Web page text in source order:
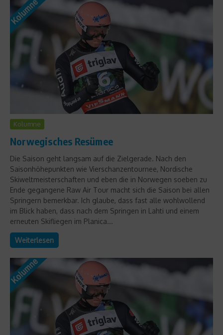
Kolumne
Norwegisches Resümee
Die Saison geht langsam auf die Zielgerade. Nach den
Saisonhöhepunkten wie Vierschanzentournee, Nordische
Skiweltmeisterschaften und eben die in Norwegen soeben zu
Ende gegangene Raw Air Tour macht sich die Saison bei allen
Springern bemerkbar. Ich glaube, dass fast alle wohlwollend
im Blick haben, dass nach dem Springen in Lahti und einem
erneuten Skifliegen im Planica...
Weiterlesen